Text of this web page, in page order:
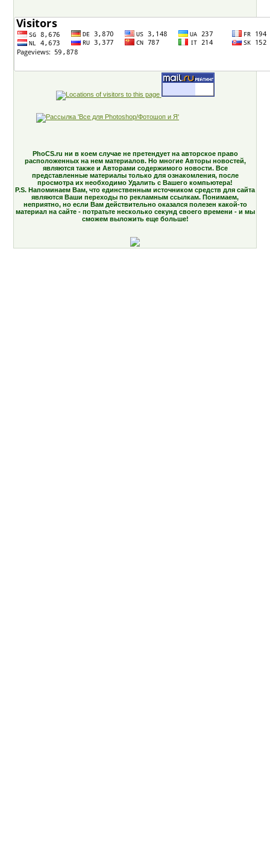
PhoCS.ru ни в коем случае не претендует на авторское право
расположенных на нем материалов. Но многие Авторы новостей,
являются также и Авторами содержимого новости. Все
представленные материалы только для ознакомления, после
просмотра их необходимо Удалить с Вашего компьютера!
P.S. Напоминаем Вам, что единственным источником средств для сайта
являются Ваши переходы по рекламным ссылкам. Понимаем,
неприятно, но если Вам действительно оказался полезен какой-то
материал на сайте - потратьте несколько секунд своего времени - и мы
сможем выложить еще больше!